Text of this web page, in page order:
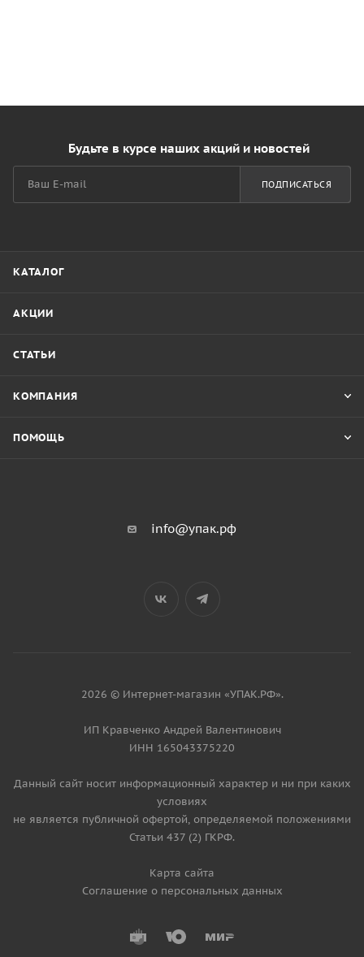
Будьте в курсе наших акций и новостей
ПОДПИСАТЬСЯ
КАТАЛОГ
АКЦИИ
СТАТЬИ
КОМПАНИЯ
ПОМОЩЬ
info@упак.рф
2026 © Интернет-магазин «УПАК.РФ».
ИП Кравченко Андрей Валентинович
ИНН 165043375220
Данный сайт носит информационный характер и ни при каких
условиях
не является публичной офертой, определяемой положениями
Статьи 437 (2) ГКРФ.
Карта сайта
Соглашение о персональных данных